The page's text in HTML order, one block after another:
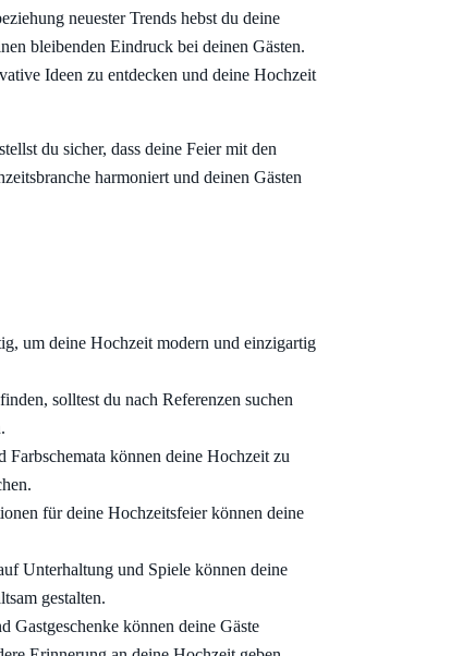
neuester Trends hebst du deine
bleibenden Eindruck bei deinen Gästen.
Ideen zu entdecken und deine Hochzeit
du sicher, dass deine Feier mit den
harmoniert und deinen Gästen
um deine Hochzeit modern und einzigartig
solltest du nach Referenzen suchen
Farbschemata können deine Hochzeit zu
für deine Hochzeitsfeier können deine
Unterhaltung und Spiele können deine
gestalten.
Gastgeschenke können deine Gäste